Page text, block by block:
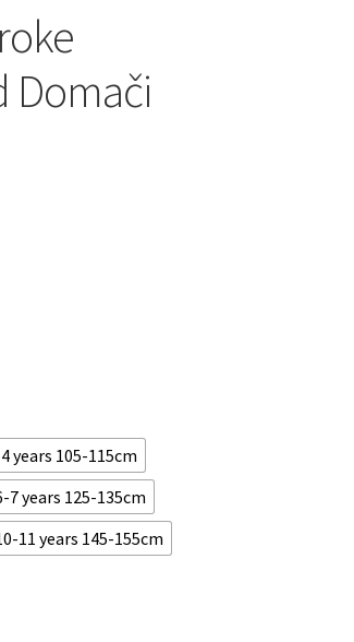
Domači
years 105-115cm
7 years 125-135cm
11 years 145-155cm